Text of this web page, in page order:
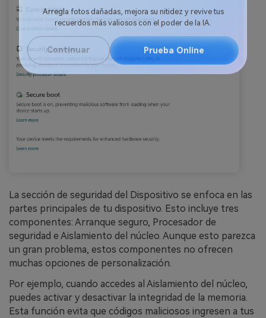
Reparador de Fotos con IA
Arregla fotos dañadas, mejora su nitidez y revive tus
recuerdos más valiosos con el poder de la IA.
Continuar Prueba Online
La sección de seguridad del Dispositivo se enfoca en las
partes principales de tu dispositivo. Esto incluye tres
componentes: Arranque seguro, Procesador de
seguridad e Aislamiento del núcleo. Aunque esto parezca
un gran problema, estos componentes no ofrecen
muchas opciones de personalización.
Por ejemplo, cuando accedes al Aislamiento del núcleo,
puedes activar y desactivar la integridad de la memoria.
Esta función evita que códigos maliciosos ingresen a tus